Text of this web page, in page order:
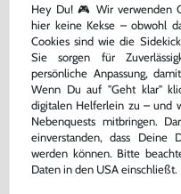
-75% bisher 7,99 €
jetzt nur2,00 €
Warenkorb
-
Hey Du! 🎮 Wir verwenden
hier keine Kekse – obwohl
Cookies sind wie die
Sie sorgen für
persönliche Anpassung,
Wenn Du auf "Geht klar"
digitalen Helferlein zu – und
Nebenquests mitbringen.
einverstanden, dass Deine
werden können. Bitte
Daten in den USA einschließt.